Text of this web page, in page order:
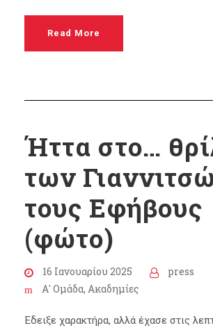
Read More
Ήττα στο…
των
τους Εφήβους
(φώτο)
16 Ιανουαρίου 2025
press
Α' Ομάδα, Ακαδημίες
Έδειξε χαρακτήρα, αλλά έχασε στις